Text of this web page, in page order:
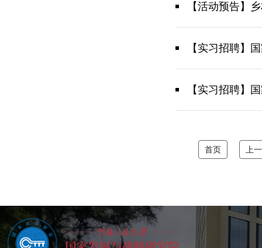
【活动预告】
【实习招聘】
【实习招聘】
首页 上